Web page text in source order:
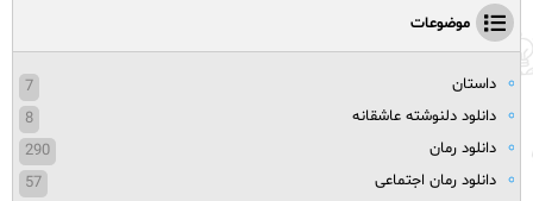
موضوعات
داستان
7
دانلود دلنوشته عاشقانه
8
دانلود رمان
290
دانلود رمان اجتماعی
57